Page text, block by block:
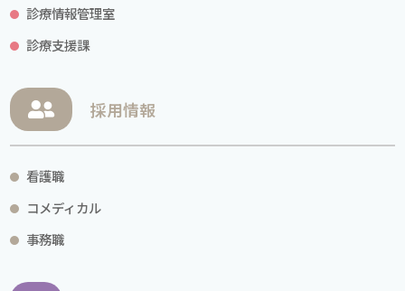
診療情報管理室
診療支援課
採用情報
看護職
コメディカル
事務職